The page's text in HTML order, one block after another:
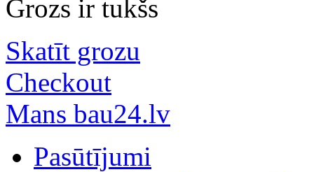
Grozs ir tukšs
Skatīt grozu
Checkout
Mans bau24.lv
Pasūtījumi